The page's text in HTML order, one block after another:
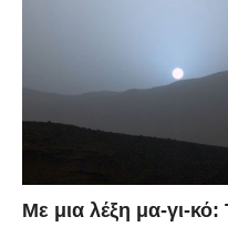
Με μια λέξη μα-γι-